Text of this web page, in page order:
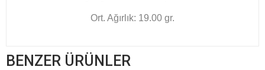
Ort. Ağırlık: 19.00 gr.
BENZER ÜRÜNLER